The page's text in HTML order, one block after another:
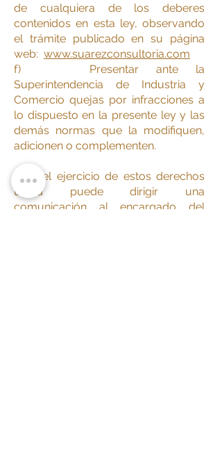
de cualquiera de los deberes
contenidos en esta ley, observando
el trámite publicado en su página
web: www.suarezconsultoria.com
f) Presentar ante la
Superintendencia de Industria y
Comercio quejas por infracciones a
lo dispuesto en la presente ley y las
demás normas que la modifiquen,
adicionen o complementen.
Para el ejercicio de estos derechos
usted puede dirigir una
comunicación al encargado del